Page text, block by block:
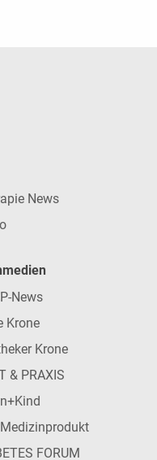
News
News
Krone
Krone
& PRAXIS
FORUM